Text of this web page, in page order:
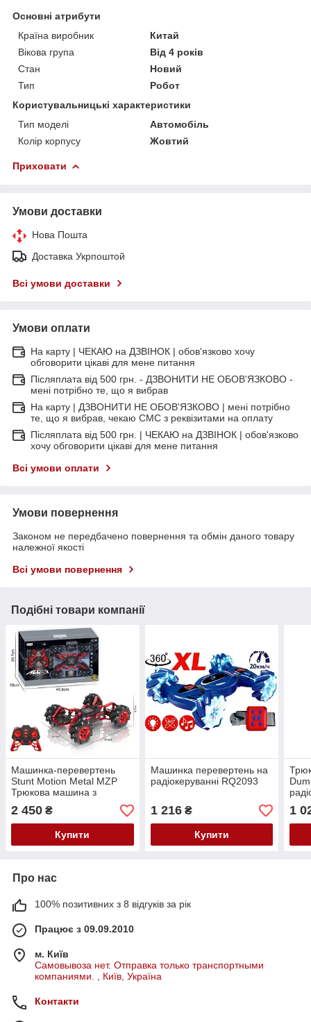
Основні атрибути
Країна виробник
Китай
Вікова група
Від 4 років
Стан
Новий
Тип
Робот
Користувальницькі характеристики
Тип моделі
Автомобіль
Колір корпусу
Жовтий
Приховати
Умови доставки
Нова Пошта
Доставка Укрпоштой
Всі умови доставки
Умови оплати
На карту | ЧЕКАЮ на ДЗВІНОК | обов'язково хочу
обговорити цікаві для мене питання
Післяплата від 500 грн. - ДЗВОНИТИ НЕ ОБОВ'ЯЗКОВО -
мені потрібно те, що я вибрав
На карту | ДЗВОНИТИ НЕ ОБОВ'ЯЗКОВО | мені потрібно
те, що я вибрав, чекаю СМС з реквізитами на оплату
Післяплата від 500 грн. | ЧЕКАЮ на ДЗВІНОК | обов'язково
хочу обговорити цікаві для мене питання
Всі умови оплати
Умови повернення
Законом не передбачено повернення та обмін даного товару
належної якості
Всі умови повернення
Подібні товари компанії
Машинка-перевертень
Stunt Motion Metal MZP
Трюкова машина з
керуванням жестами
2 450 ₴
Купити
Машинка перевертень на
радіокеруванні RQ2093
1 216₴
Купити
1
Про нас
100% позитивних з 8 відгуків за рік
Працює з 09.09.2010
м. Київ
Самовывоза нет. Отправка только транспортными
компаниями. , Київ, Україна
Контакти